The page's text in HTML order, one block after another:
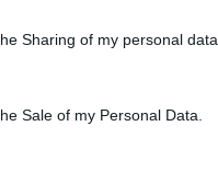
Sharing of my personal data.
Sale of my Personal Data.